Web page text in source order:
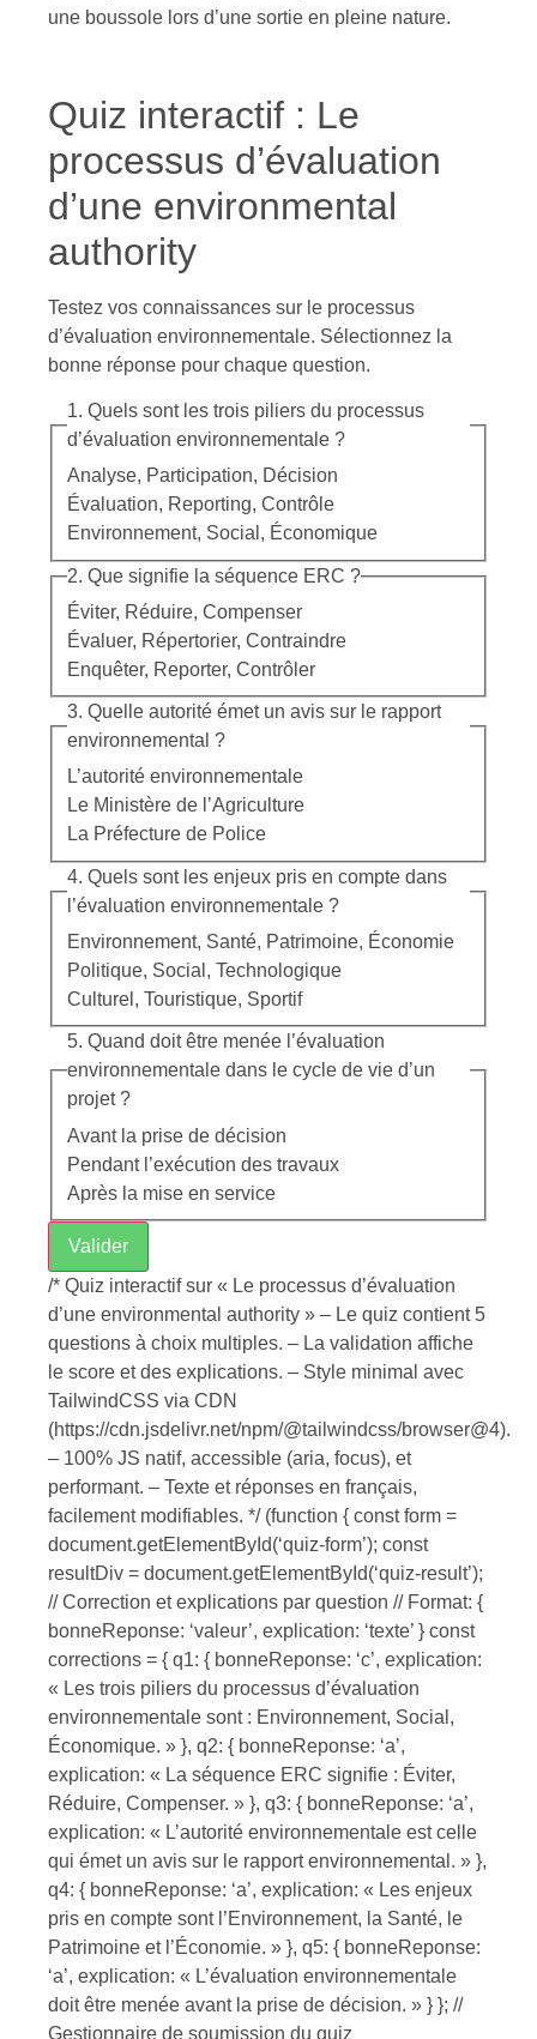
une boussole lors d’une sortie en pleine nature.
Quiz interactif : Le
processus d’évaluation
d’une environmental
authority
Testez vos connaissances sur le processus
d’évaluation environnementale. Sélectionnez la
bonne réponse pour chaque question.
1. Quels sont les trois piliers du processus
d’évaluation environnementale ?
Analyse, Participation, Décision
Évaluation, Reporting, Contrôle
Environnement, Social, Économique
2. Que signifie la séquence ERC ?
Éviter, Réduire, Compenser
Évaluer, Répertorier, Contraindre
Enquêter, Reporter, Contrôler
3. Quelle autorité émet un avis sur le rapport
environnemental ?
L’autorité environnementale
Le Ministère de l’Agriculture
La Préfecture de Police
4. Quels sont les enjeux pris en compte dans
l’évaluation environnementale ?
Environnement, Santé, Patrimoine, Économie
Politique, Social, Technologique
Culturel, Touristique, Sportif
5. Quand doit être menée l’évaluation
environnementale dans le cycle de vie d’un
projet ?
Avant la prise de décision
Pendant l’exécution des travaux
Après la mise en service
Valider
/* Quiz interactif sur « Le processus d’évaluation
d’une environmental authority » – Le quiz contient 5
questions à choix multiples. – La validation affiche
le score et des explications. – Style minimal avec
TailwindCSS via CDN
(https://cdn.jsdelivr.net/npm/@tailwindcss/browser@4).
– 100% JS natif, accessible (aria, focus), et
performant. – Texte et réponses en français,
facilement modifiables. */ (function { const form =
document.getElementById(‘quiz-form’); const
resultDiv = document.getElementById(‘quiz-result’);
// Correction et explications par question // Format: {
bonneReponse: ‘valeur’, explication: ‘texte’ } const
corrections = { q1: { bonneReponse: ‘c’, explication:
« Les trois piliers du processus d’évaluation
environnementale sont : Environnement, Social,
Économique. » }, q2: { bonneReponse: ‘a’,
explication: « La séquence ERC signifie : Éviter,
Réduire, Compenser. » }, q3: { bonneReponse: ‘a’,
explication: « L’autorité environnementale est celle
qui émet un avis sur le rapport environnemental. » },
q4: { bonneReponse: ‘a’, explication: « Les enjeux
pris en compte sont l’Environnement, la Santé, le
Patrimoine et l’Économie. » }, q5: { bonneReponse:
‘a’, explication: « L’évaluation environnementale
doit être menée avant la prise de décision. » } }; //
Gestionnaire de soumission du quiz